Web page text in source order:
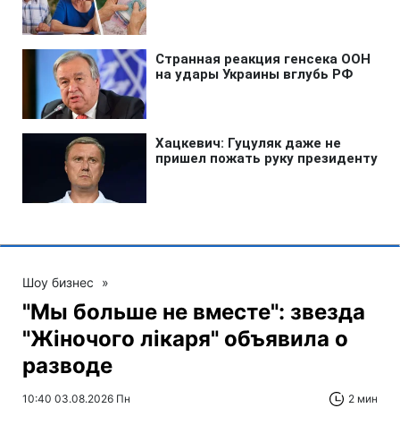
Шоу бизнес »
"Мы больше не вместе": звезда
"Жіночого лікаря" объявила о
разводе
10:40 03.08.2026 Пн 2 мин